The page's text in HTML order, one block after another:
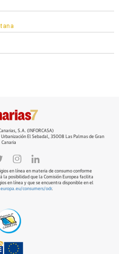
S.A. (INFORCASA)
El Sebadal, 35008 Las Palmas de Gran
Canaria
en línea en materia de consumo conforme
la posibilidad que la Comisión Europea facilita
en línea y que se encuentra disponible en el
consumers/odr.